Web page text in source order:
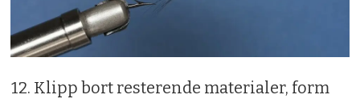
12. Klipp bort resterende materialer, form